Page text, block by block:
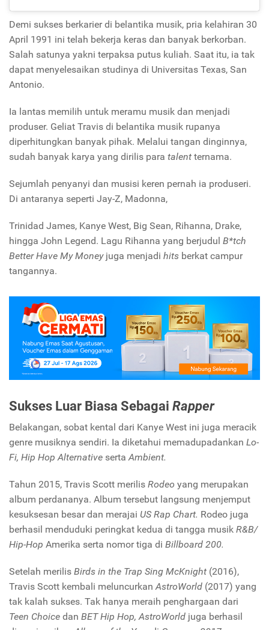
Demi sukses berkarier di belantika musik, pria kelahiran 30
April 1991 ini telah bekerja keras dan banyak berkorban.
Salah satunya yakni terpaksa putus kuliah. Saat itu, ia tak
dapat menyelesaikan studinya di Universitas Texas, San
Antonio.
Ia lantas memilih untuk meramu musik dan menjadi
produser. Geliat Travis di belantika musik rupanya
diperhitungkan banyak pihak. Melalui tangan dinginnya,
sudah banyak karya yang dirilis para talent ternama.
Sejumlah penyanyi dan musisi keren pernah ia produseri.
Di antaranya seperti Jay-Z, Madonna,
Trinidad James, Kanye West, Big Sean, Rihanna, Drake,
hingga John Legend. Lagu Rihanna yang berjudul B*tch
Better Have My Money juga menjadi hits berkat campur
tangannya.
Sukses Luar Biasa Sebagai Rapper
Belakangan, sobat kental dari Kanye West ini juga meracik
genre musiknya sendiri. Ia diketahui memadupadankan Lo-
Fi, Hip Hop Alternative sertaAmbient.
Tahun 2015, Travis Scott merilis Rodeo yang merupakan
album perdananya. Album tersebut langsung menjemput
kesuksesan besar dan merajai US Rap Chart. Rodeo juga
berhasil menduduki peringkat kedua di tangga musik R&B/
Hip-Hop Amerika serta nomor tiga di Billboard 200.
Setelah merilis Birds in the Trap Sing McKnight (2016),
Travis Scott kembali meluncurkanAstroWorld (2017) yang
tak kalah sukses. Tak hanya meraih penghargaan dari
Teen Choice dan BET Hip Hop, AstroWorld juga berhasil